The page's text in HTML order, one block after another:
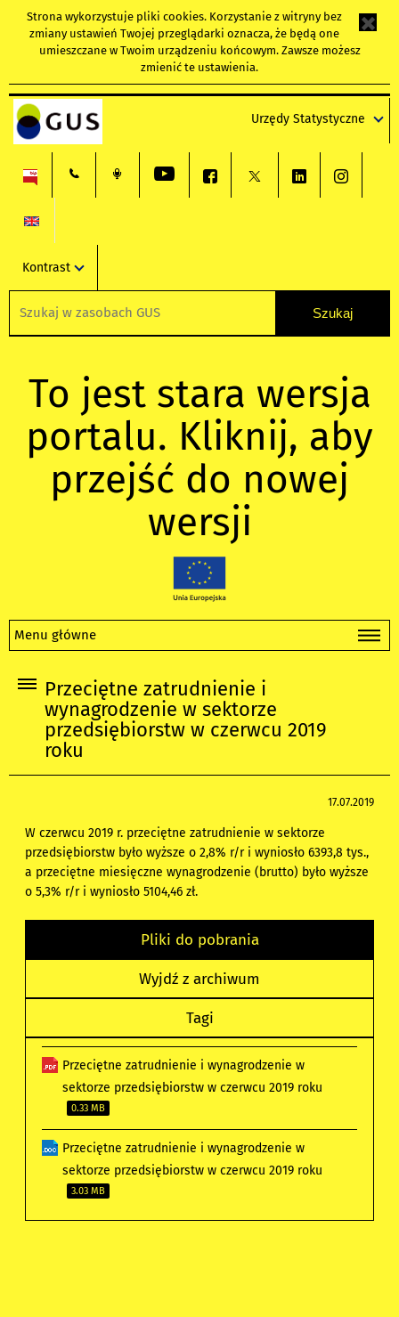
Strona wykorzystuje pliki cookies. Korzystanie z witryny bez
zmiany ustawień Twojej przeglądarki oznacza, że będą one
umieszczane w Twoim urządzeniu końcowym. Zawsze możesz
zmienić te ustawienia.
Urzędy Statystyczne
Kontrast
To jest stara wersja
portalu. Kliknij, aby
przejść do nowej
wersji
Menu główne
Przeciętne zatrudnienie i
wynagrodzenie w sektorze
przedsiębiorstw w czerwcu 2019
roku
17.07.2019
W czerwcu 2019 r. przeciętne zatrudnienie w sektorze
przedsiębiorstw było wyższe o 2,8% r/r i wyniosło 6393,8 tys.,
a przeciętne miesięczne wynagrodzenie (brutto) było wyższe
o 5,3% r/r i wyniosło 5104,46 zł.
Pliki do pobrania
Wyjdź z archiwum
Tagi
Przeciętne zatrudnienie i wynagrodzenie w
sektorze przedsiębiorstw w czerwcu 2019 roku
0.33 MB
Przeciętne zatrudnienie i wynagrodzenie w
sektorze przedsiębiorstw w czerwcu 2019 roku
3.03 MB